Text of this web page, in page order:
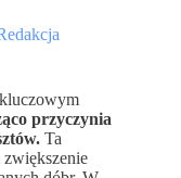
przyczynia
Ta